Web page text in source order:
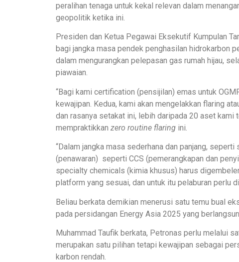
peralihan tenaga untuk kekal relevan dalam
geopolitik ketika ini.
Presiden dan Ketua Pegawai Eksekutif Kumpulan
bagi jangka masa pendek penghasilan hidrokarbon
dalam mengurangkan pelepasan gas rumah hijau,
piawaian.
“Bagi kami certification (pensijilan) emas untuk
kewajipan. Kedua, kami akan mengelakkan flaring
dan rasanya setakat ini, lebih daripada 20 aset kami
mempraktikkan zero routine flaring ini.
“Dalam jangka masa sederhana dan panjang,
(penawaran) seperti CCS (pemerangkapan dan
specialty chemicals (kimia khusus) harus
platform yang sesuai, dan untuk itu pelaburan perlu
Beliau berkata demikian menerusi satu temu bual
pada persidangan Energy Asia 2025 yang
Muhammad Taufik berkata, Petronas perlu melalui
merupakan satu pilihan tetapi kewajipan sebagai
karbon rendah.